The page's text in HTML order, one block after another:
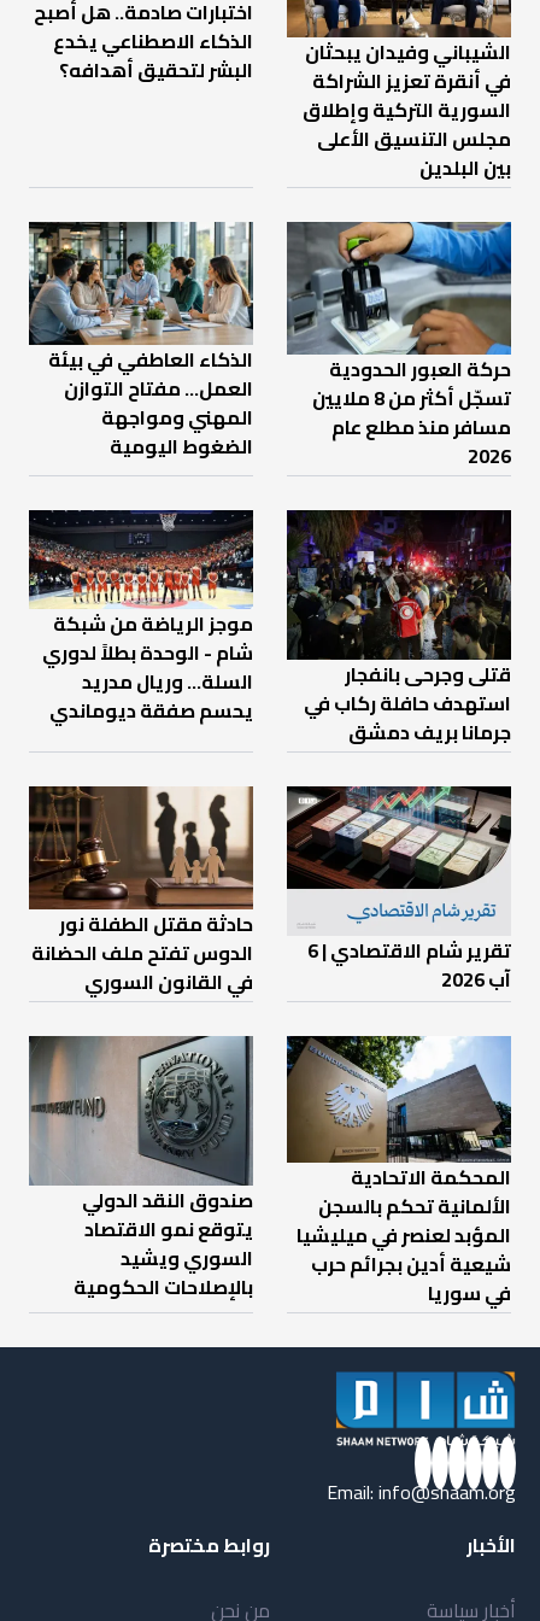
الشيباني وفيدان يبحثان
في أنقرة تعزيز الشراكة
السورية التركية وإطلاق
مجلس التنسيق الأعلى
بين البلدين
اختبارات صادمة.. هل أصبح
الذكاء الاصطناعي يخدع
البشر لتحقيق أهدافه؟
حركة العبور الحدودية
تسجّل أكثر من 8 ملايين
مسافر منذ مطلع عام
2026
الذكاء العاطفي في بيئة
العمل… مفتاح التوازن
المهني ومواجهة
الضغوط اليومية
قتلى وجرحى بانفجار
استهدف حافلة ركاب في
جرمانا بريف دمشق
موجز الرياضة من شبكة
شام - الوحدة بطلاً لدوري
السلة... وريال مدريد
يحسم صفقة ديوماندي
تقرير شام الاقتصادي | 6
آب 2026
حادثة مقتل الطفلة نور
الدوس تفتح ملف الحضانة
في القانون السوري
المحكمة الاتحادية
الألمانية تحكم بالسجن
المؤبد لعنصر في ميليشيا
شيعية أدين بجرائم حرب
في سوريا
صندوق النقد الدولي
يتوقع نمو الاقتصاد
السوري ويشيد
بالإصلاحات الحكومية
Email:info@shaam.org
الأخبار
أخبار سياسة
روابط مختصرة
من نحن